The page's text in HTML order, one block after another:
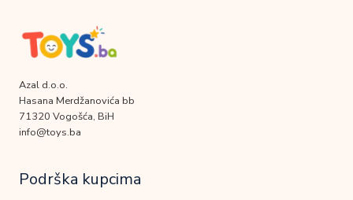
Azal d.o.o.
Hasana Merdžanovića bb
71320 Vogošća, BiH
info@toys.ba
Podrška kupcima